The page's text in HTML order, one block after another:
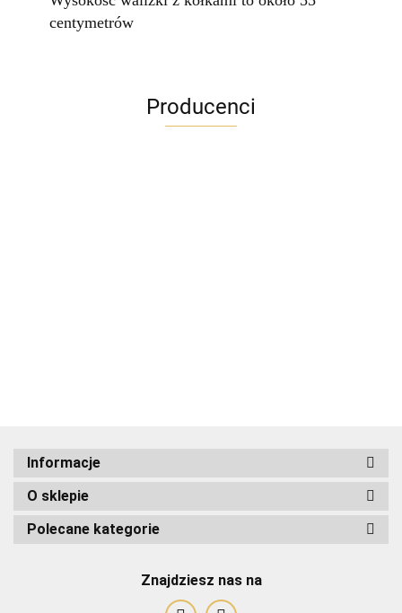
centymetrów
Producenci
Informacje
O sklepie
Polecane kategorie
Znajdziesz nas na